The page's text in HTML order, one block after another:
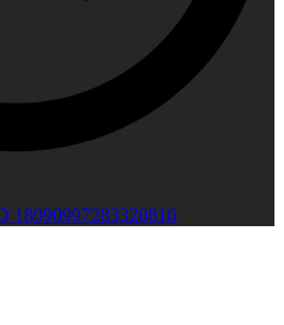
18090997283320816